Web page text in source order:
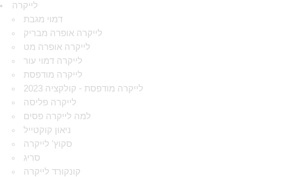
לייקרה
דמוי מגבת
לייקרה אופרה מבריק
לייקרה אופרה מט
לייקרה דמוי עור
לייקרה מודפסת
לייקרה מודפסת - קולקציה 2023
לייקרה פליסה
למה לייקרה פסים
ניאון קוקטייל
סקוץ' לייקרה
סריג
קונקורד לייקרה